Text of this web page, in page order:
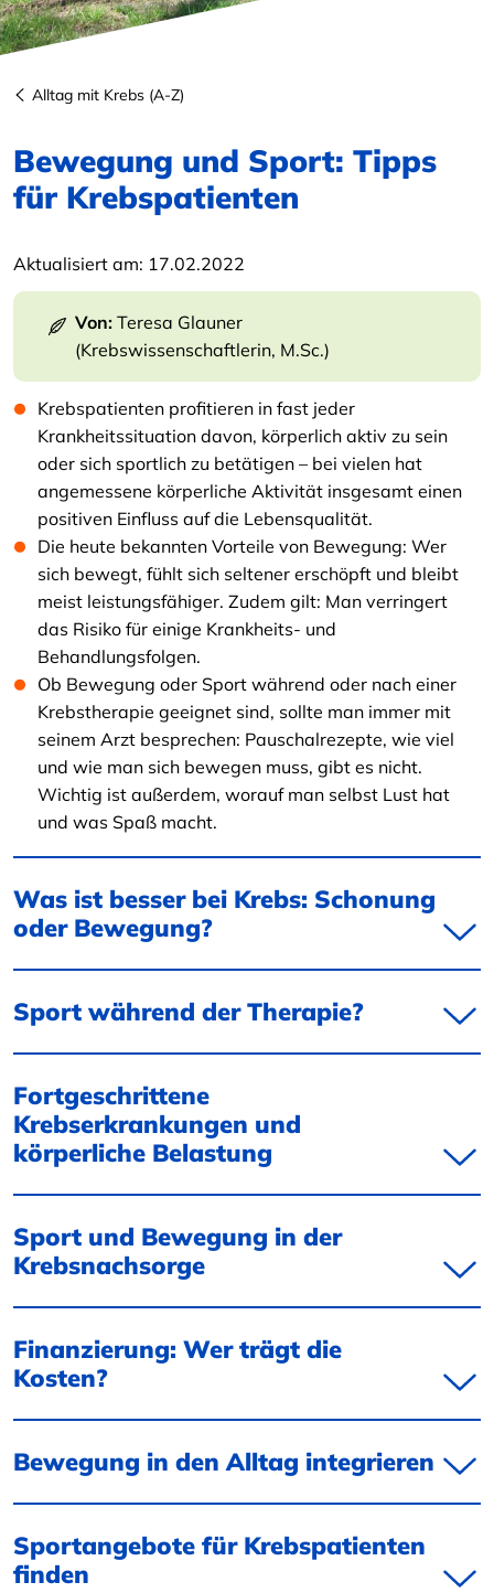
Alltag mit Krebs (A-Z)
Bewegung und Sport: Tipps
für Krebspatienten
Aktualisiert am: 17.02.2022
Von: Teresa Glauner
(Krebswissenschaftlerin, M.Sc.)
Krebspatienten profitieren in fast jeder
Krankheitssituation davon, körperlich aktiv zu sein
oder sich sportlich zu betätigen – bei vielen hat
angemessene körperliche Aktivität insgesamt einen
positiven Einfluss auf die Lebensqualität.
Die heute bekannten Vorteile von Bewegung: Wer
sich bewegt, fühlt sich seltener erschöpft und bleibt
meist leistungsfähiger. Zudem gilt: Man verringert
das Risiko für einige Krankheits- und
Behandlungsfolgen.
Ob Bewegung oder Sport während oder nach einer
Krebstherapie geeignet sind, sollte man immer mit
seinem Arzt besprechen: Pauschalrezepte, wie viel
und wie man sich bewegen muss, gibt es nicht.
Wichtig ist außerdem, worauf man selbst Lust hat
und was Spaß macht.
Was ist besser bei Krebs: Schonung
oder Bewegung?
Sport während der Therapie?
Fortgeschrittene
Krebserkrankungen und
körperliche Belastung
Sport und Bewegung in der
Krebsnachsorge
Finanzierung: Wer trägt die
Kosten?
Bewegung in den Alltag integrieren
Sportangebote für Krebspatienten
finden